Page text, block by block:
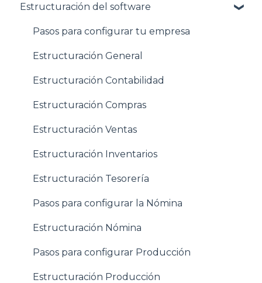
Estructuración del software
Pasos para configurar tu empresa
Estructuración General
Estructuración Contabilidad
Estructuración Compras
Estructuración Ventas
Estructuración Inventarios
Estructuración Tesorería
Pasos para configurar la Nómina
Estructuración Nómina
Pasos para configurar Producción
Estructuración Producción